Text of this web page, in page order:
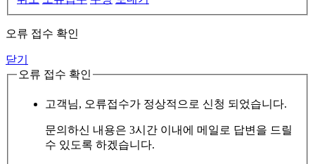
오류 접수 확인
닫기
오류 접수 확인
고객님, 오류접수가 정상적으로 신청 되었습니다.
문의하신 내용은 3시간 이내에 메일로 답변을 드릴
수 있도록 하겠습니다.